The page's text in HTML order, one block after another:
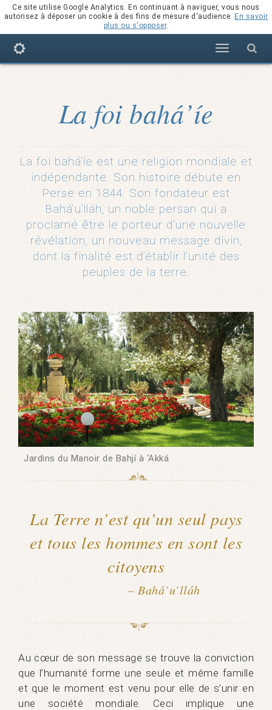
Ce site utilise Google Analytics. En continuant à naviguer, vous nous
autorisez à déposer un cookie à des fins de mesure d'audience. En savoir
plus ou s'opposer.
Navigation
La foi bahá’íe
La foi bahá’íe est une religion mondiale et
indépendante. Son histoire débute en
Perse en 1844. Son fondateur est
Bahá’u’lláh, un noble persan qui a
proclamé être le porteur d’une nouvelle
révélation, un nouveau message divin,
dont la finalité est d’établir l’unité des
peuples de la terre.
Jardins du Manoir de Bahjí à ‘Akká
La Terre n’est qu’un seul pays
et tous les hommes en sont les
citoyens
– Bahá’u’lláh
Au cœur de son message se trouve la conviction
que l’humanité forme une seule et même famille
et que le moment est venu pour elle de s’unir en
une société mondiale. Ceci implique une